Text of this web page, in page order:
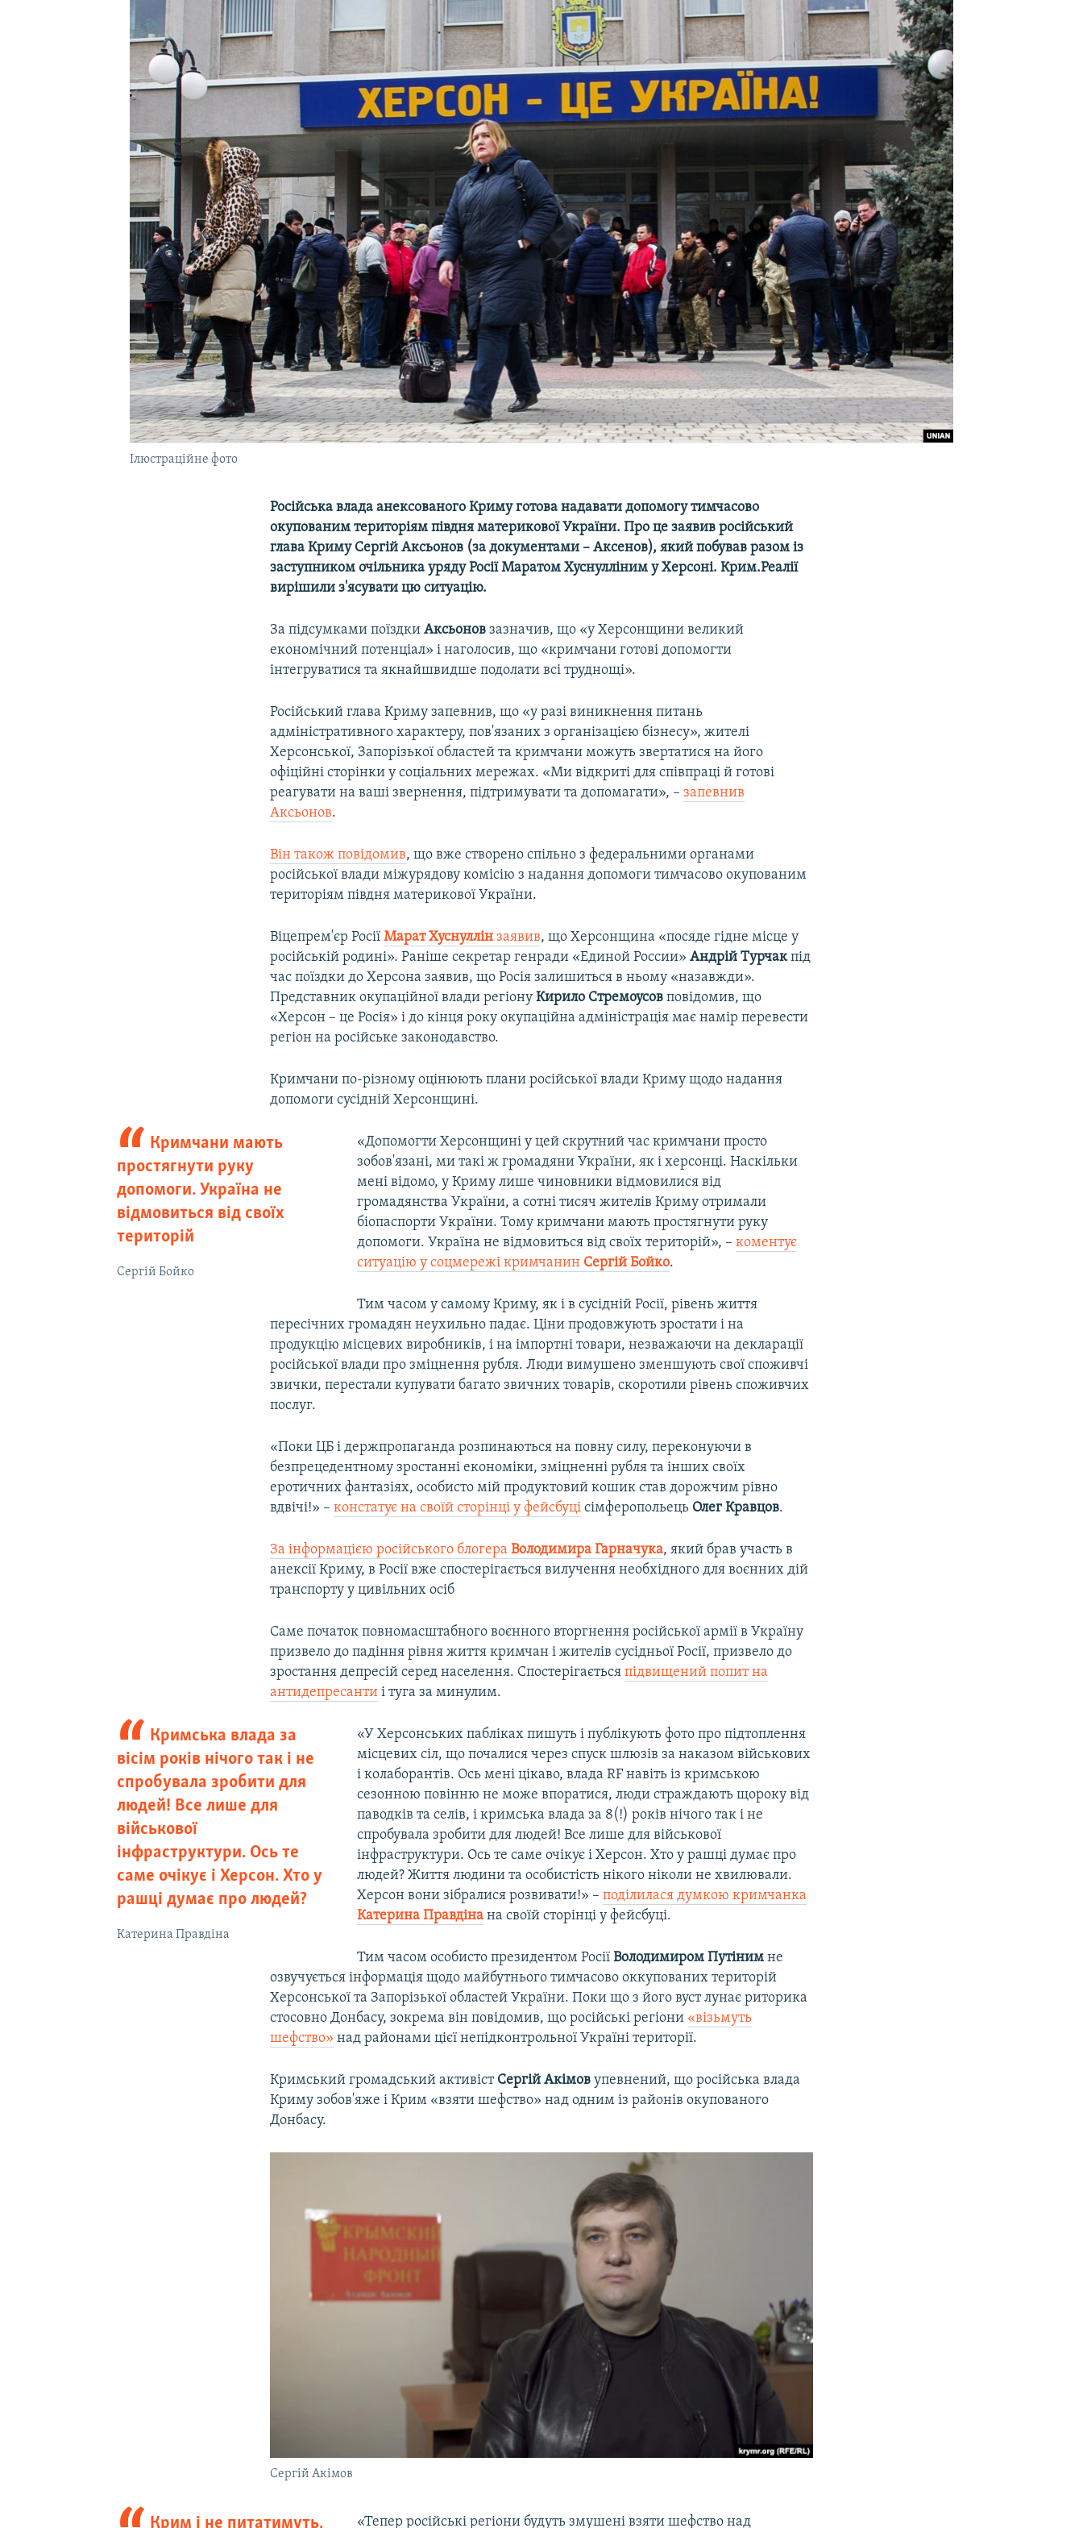
УКРАЇНСЬКА ПРОБЛЕМА КРИМУ
Ілюстраційне фото
Російська влада анексованого Криму готова надавати допомогу тимчасово
окупованим територіям півдня материкової України. Про це заявив російський
глава Криму Сергій Аксьонов (за документами – Аксенов), який побував разом із
заступником очільника уряду Росії Маратом Хуснулліним у Херсоні. Крим.Реалії
вирішили з'ясувати цю ситуацію.
За підсумками поїздкиАксьонов зазначив, що «у Херсонщини великий
економічний потенціал» і наголосив, що «кримчани готові допомогти
інтегруватися та якнайшвидше подолати всі труднощі».
Російський глава Криму запевнив, що «у разі виникнення питань
адміністративного характеру, пов'язаних з організацією бізнесу», жителі
Херсонської, Запорізької областей та кримчани можуть звертатися на його
офіційні сторінки у соціальних мережах. «Ми відкриті для співпраці й готові
реагувати на ваші звернення, підтримувати та допомагати», –запевнив
Аксьонов.
Він також повідомив, що вже створено спільно з федеральними органами
російської влади міжурядову комісію з надання допомоги тимчасово окупованим
територіям півдня материкової України.
Віцепрем'єр РосіїМарат Хуснуллінзаявив, що Херсонщина «посяде гідне місце у
російській родині». Раніше секретар генради «Единой России»Андрій Турчакпід
час поїздки до Херсона заявив, що Росія залишиться в ньому «назавжди».
Представник окупаційної влади регіонуКирило Стремоусов повідомив, що
«Херсон – це Росія» і до кінця року окупаційна адміністрація має намір перевести
регіон на російське законодавство.
Кримчани по-різному оцінюють плани російської влади Криму щодо надання
допомоги сусідній Херсонщині.
Кримчани мають
простягнути руку
допомоги. Україна не
відмовиться від своїх
територій
Сергій Бойко
«Допомогти Херсонщині у цей скрутний час кримчани просто
зобов'язані, ми такі ж громадяни України, як і херсонці. Наскільки
мені відомо, у Криму лише чиновники відмовилися від
громадянства України, а сотні тисяч жителів Криму отримали
біопаспорти України. Тому кримчани мають простягнути руку
допомоги. Україна не відмовиться від своїх територій», – коментує
ситуацію у соцмережі кримчанин Сергій Бойко.
Тим часом у самому Криму, як і в сусідній Росії, рівень життя
пересічних громадян неухильно падає. Ціни продовжують зростати і на
продукцію місцевих виробників, і на імпортні товари, незважаючи на декларації
російської влади про зміцнення рубля. Люди вимушено зменшують свої споживчі
звички, перестали купувати багато звичних товарів, скоротили рівень споживчих
послуг.
«Поки ЦБ і держпропаганда розпинаються на повну силу, переконуючи в
безпрецедентному зростанні економіки, зміцненні рубля та інших своїх
еротичних фантазіях, особисто мій продуктовий кошик став дорожчим рівно
вдвічі!» –констатує на своїй сторінці у фейсбуці сімферопольець Олег Кравцов.
За інформацією російського блогераВолодимира Гарначука, який брав участь в
анексії Криму, в Росії вже спостерігається вилучення необхідного для воєнних дій
транспорту у цивільних осіб
Саме початок повномасштабного воєнного вторгнення російської армії в Україну
призвело до падіння рівня життя кримчан і жителів сусідньої Росії, призвело до
зростання депресій серед населення. Спостерігаєтьсяпідвищений попит на
антидепресанти і туга за минулим.
Кримська влада за
вісім років нічого так і не
спробувала зробити для
людей! Все лише для
військової
інфраструктури. Ось те
саме очікує і Херсон. Хто у
рашці думає про людей?
Катерина Правдіна
«У Херсонських пабліках пишуть і публікують фото про підтоплення
місцевих сіл, що почалися через спуск шлюзів за наказом військових
і колаборантів. Ось мені цікаво, влада RF навіть із кримською
сезонною повінню не може впоратися, люди страждають щороку від
паводків та селів, і кримська влада за 8(!) років нічого так і не
спробувала зробити для людей! Все лише для військової
інфраструктури. Ось те саме очікує і Херсон. Хто у рашці думає про
людей? Життя людини та особистість нікого ніколи не хвилювали.
Херсон вони зібралися розвивати!» – поділилася думкою кримчанка
Катерина Правдінана своїй сторінці у фейсбуці.
Тим часом особисто президентом Росії Володимиром Путінимне
озвучується інформація щодо майбутнього тимчасово оккупованих територій
Херсонської та Запорізької областей України. Поки що з його вуст лунає риторика
стосовно Донбасу, зокрема він повідомив, що російські регіони «візьмуть
шефство» над районами цієї непідконтрольної Україні території.
Кримський громадський активіст Сергій Акімов упевнений, що російська влада
Криму зобов'яже і Крим «взяти шефство» над одним із районів окупованого
Донбасу.
Сергій Акімов
Крим і не питатимуть, «Тепер російські регіони будуть змушені взяти шефство над